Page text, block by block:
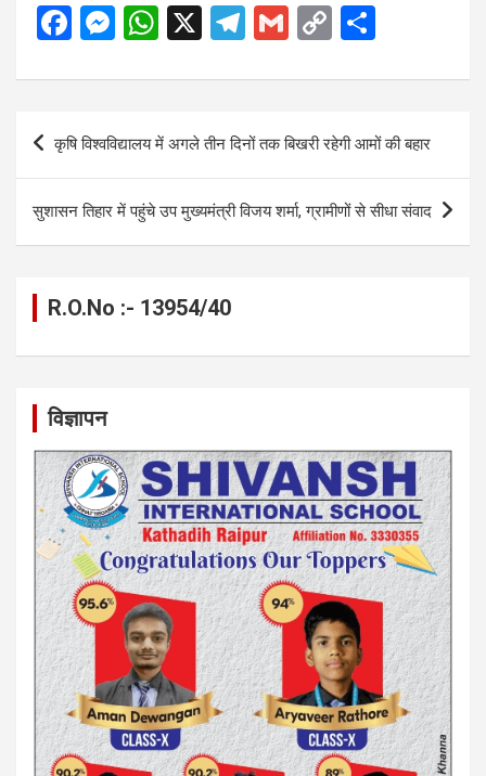
F
ce
b
o
o
k
M
se
n
g
er
W
at
s
A
p
p
X
T
e
gr
a
m
G
ail
C
py
Li
n
k
ar
e
Post
navigation
कृषि विश्वविद्यालय में अगले तीन दिनों तक बिखरी रहेगी आमों की बहार
सुशासन तिहार में पहुंचे उप मुख्यमंत्री विजय शर्मा, ग्रामीणों से सीधा संवाद
R.O.No :- 13954/40
विज्ञापन